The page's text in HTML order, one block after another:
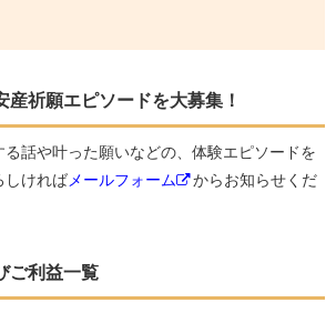
産祈願エピソードを大募集！
話や叶った願いなどの、体験エピソードを
しければメールフォーム
からお知らせくだ
ご利益一覧